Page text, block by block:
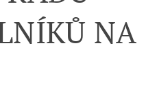
NA